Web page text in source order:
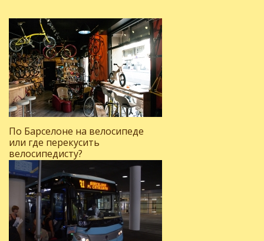
По Барселоне на велосипеде
или где перекусить
велосипедисту?